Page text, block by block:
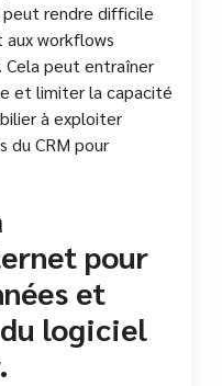
rendre difficile
aux workflows
Cela peut entraîner
et limiter la capacité
à exploiter
du CRM pour
pour
et
logiciel